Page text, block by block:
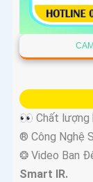
👀 Chất lượng
®️ Công Nghệ
❂ Video Ban
Smart IR.